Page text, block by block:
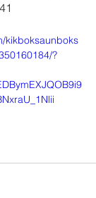
kikboksaunboks
?